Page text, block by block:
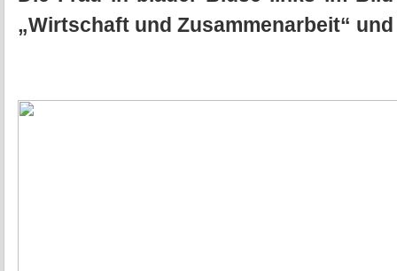
„Wirtschaft und Zusammenarbeit“